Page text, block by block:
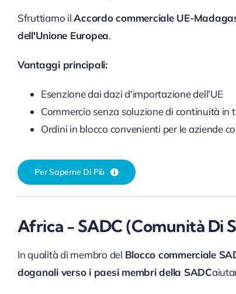
Sfruttiamo ilAccordo commerciale UE-
dell'Unione Europea.
Vantaggi principali:
Esenzione dai dazi d'importazione dell'UE
Commercio senza soluzione di continuità in
Ordini in blocco convenienti per le aziende
Per Saperne Di Più
Africa - SADC (Comunità Di
In qualità di membro del Blocco commerciale
doganali verso i paesi membri della SADC